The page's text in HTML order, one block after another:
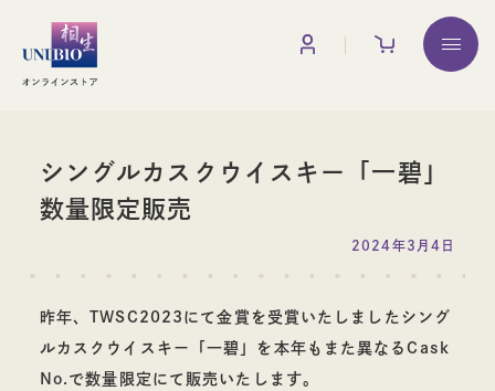
シングルカスクウイスキー「一碧」
数量限定販売
2024年3月4日
昨年、TWSC2023にて金賞を受賞いたしましたシング
ルカスクウイスキー「一碧」を本年もまた異なるCask
No.で数量限定にて販売いたします。
お買い物ガイド